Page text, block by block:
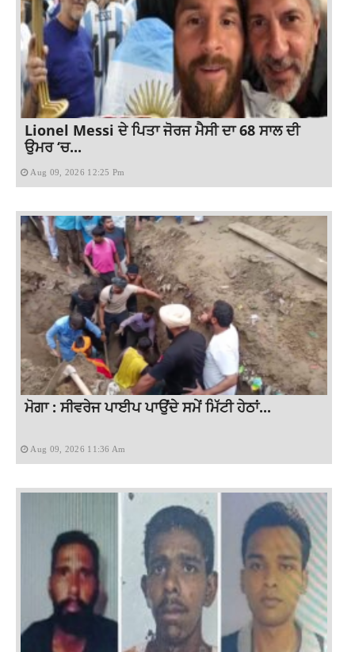
Lionel Messi ਦੇ ਪਿਤਾ ਜੋਰਜ ਮੈਸੀ ਦਾ 68 ਸਾਲ ਦੀ
ਉਮਰ ‘ਚ...
Aug 09, 2026 12:25 Pm
ਮੋਗਾ : ਸੀਵਰੇਜ ਪਾਈਪ ਪਾਉਂਦੇ ਸਮੇਂ ਮਿੱਟੀ ਹੇਠਾਂ...
Aug 09, 2026 11:36 Am